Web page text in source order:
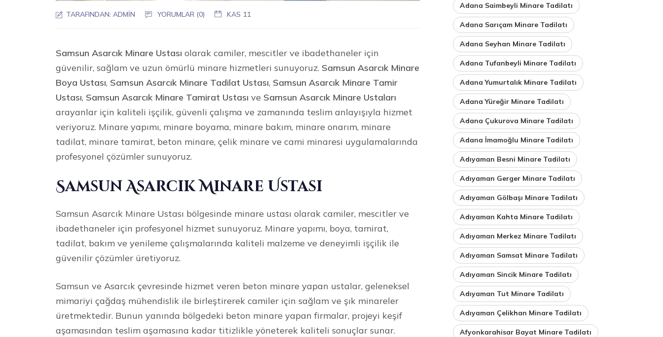
TARAFINDAN:ADMIN YORUMLAR (0) KAS 11
Samsun Asarcık Minare Ustası olarak camiler, mescitler ve ibadethaneler için
güvenilir, sağlam ve uzun ömürlü minare hizmetleri sunuyoruz. Samsun Asarcık Minare
Boya Ustası, Samsun Asarcık Minare Tadilat Ustası, Samsun Asarcık Minare Tamir
Ustası, Samsun Asarcık Minare Tamirat Ustası ve Samsun Asarcık Minare Ustaları
arayanlar için kaliteli işçilik, güvenli çalışma ve zamanında teslim anlayışıyla hizmet
veriyoruz. Minare yapımı, minare boyama, minare bakım, minare onarım, minare
tadilat, minare tamirat, beton minare, çelik minare ve cami minaresi uygulamalarında
profesyonel çözümler sunuyoruz.
Samsun Asarcık Minare Ustası
Samsun Asarcık Minare Ustası bölgesinde minare ustası olarak camiler, mescitler ve
ibadethaneler için profesyonel hizmet sunuyoruz. Minare yapımı, boya, tamirat,
tadilat, bakım ve yenileme çalışmalarında kaliteli malzeme ve deneyimli işçilik ile
güvenilir çözümler üretiyoruz.
Samsun ve Asarcık çevresinde hizmet veren beton minare yapan ustalar, geleneksel
mimariyi çağdaş mühendislik ile birleştirerek camiler için sağlam ve şık minareler
üretmektedir. Bunun yanında bölgedeki beton minare yapan firmalar, projeyi keşif
aşamasından teslim aşamasına kadar titizlikle yöneterek kaliteli sonuçlar sunar.
Adana Saimbeyli Minare Tadilatı
Adana Sarıçam Minare Tadilatı
Adana Seyhan Minare Tadilatı
Adana Tufanbeyli Minare Tadilatı
Adana Yumurtalık Minare Tadilatı
Adana Yüreğir Minare Tadilatı
Adana Çukurova Minare Tadilatı
Adana İmamoğlu Minare Tadilatı
Adıyaman Besni Minare Tadilatı
Adıyaman Gerger Minare Tadilatı
Adıyaman Gölbaşı Minare Tadilatı
Adıyaman Kahta Minare Tadilatı
Adıyaman Merkez Minare Tadilatı
Adıyaman Samsat Minare Tadilatı
Adıyaman Sincik Minare Tadilatı
Adıyaman Tut Minare Tadilatı
Adıyaman Çelikhan Minare Tadilatı
Afyonkarahisar Bayat Minare Tadilatı